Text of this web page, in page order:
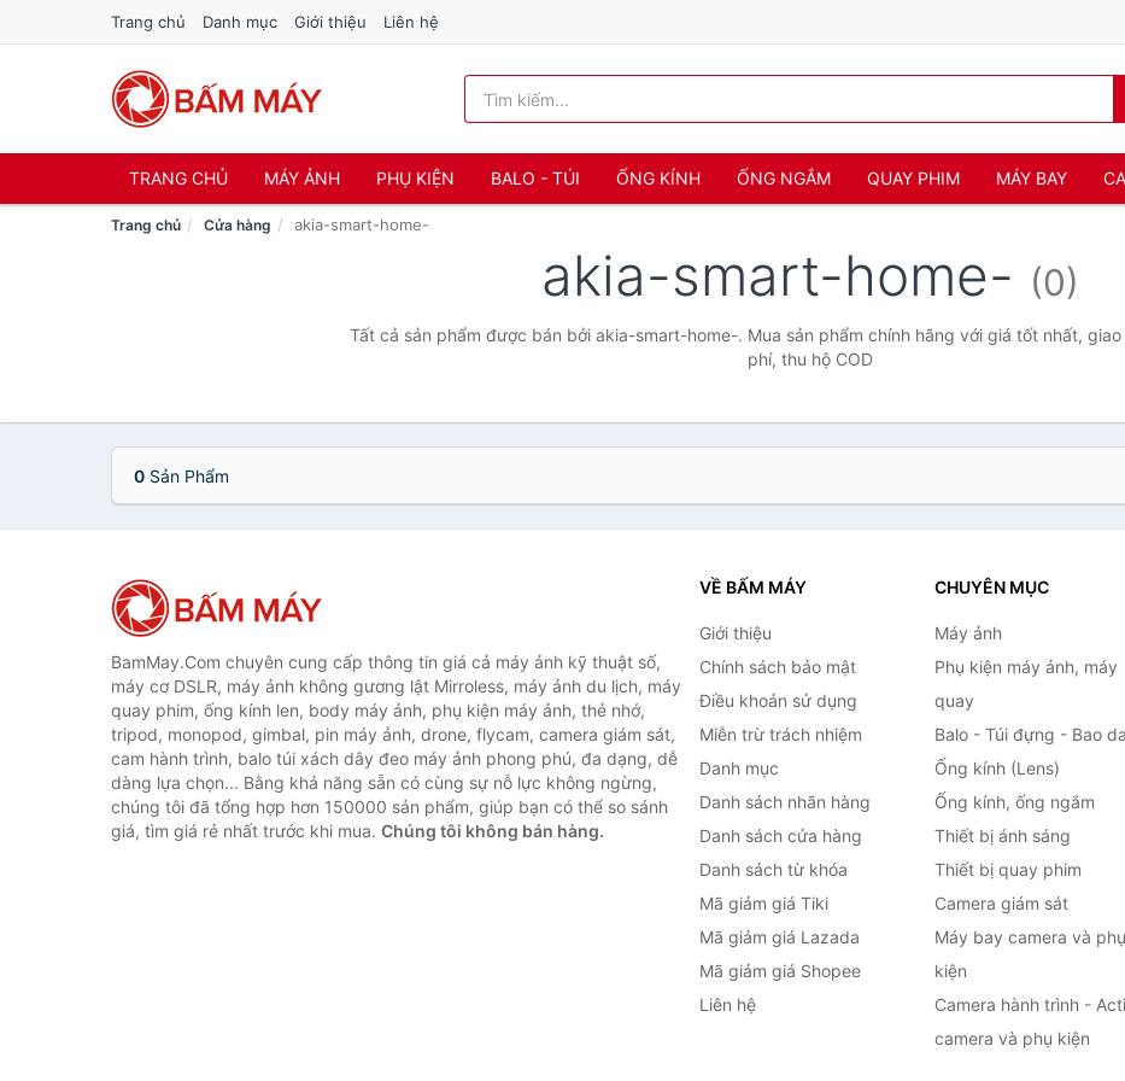
Trang chủ Danh mục Giới thiệu Liên hệ
TRANG CHỦ MÁY ẢNH PHỤ KIỆN BALO - TÚI ỐNG KÍNH ỐNG NGẮM QUAY PHIM MÁY BAY
Trang chủ Cửa hàng akia-smart-home-
akia-smart-home- (0)
Tất cả sản phẩm được bán bởi akia-smart-home-. Mua sản phẩm chính hãng với giá tốt nhất,
phí, thu hộ COD
0 Sản Phẩm
BamMay.Com chuyên cung cấp thông tin giá cả máy ảnh kỹ thuật số,
máy cơ DSLR, máy ảnh không gương lật Mirroless, máy ảnh du lịch, máy
quay phim, ống kính len, body máy ảnh, phụ kiện máy ảnh, thẻ nhớ,
tripod, monopod, gimbal, pin máy ảnh, drone, flycam, camera giám sát,
cam hành trình, balo túi xách dây đeo máy ảnh phong phú, đa dạng, dễ
dàng lựa chọn... Bằng khả năng sẵn có cùng sự nỗ lực không ngừng,
chúng tôi đã tổng hợp hơn 150000 sản phẩm, giúp bạn có thể so sánh
giá, tìm giá rẻ nhất trước khi mua. Chúng tôi không bán hàng.
VỀ BẤM MÁY
Giới thiệu
Chính sách bảo mật
Điều khoản sử dụng
Miễn trừ trách nhiệm
Danh mục
Danh sách nhãn hàng
Danh sách cửa hàng
Danh sách từ khóa
Mã giảm giá Tiki
Mã giảm giá Lazada
Mã giảm giá Shopee
Liên hệ
CHUYÊN MỤC
Máy ảnh
Phụ kiện máy ảnh, máy
quay
Balo - Túi đựng - Bao da
Ống kính (Lens)
Ống kính, ống ngắm
Thiết bị ánh sáng
Thiết bị quay phim
Camera giám sát
Máy bay camera và phụ
kiện
Camera hành trình -
camera và phụ kiện